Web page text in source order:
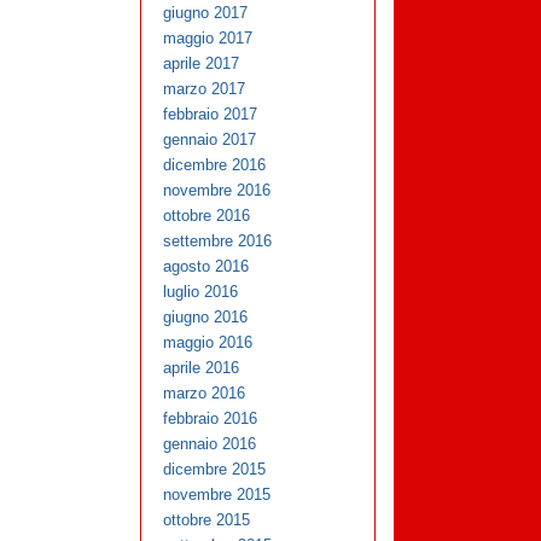
giugno 2017
maggio 2017
aprile 2017
marzo 2017
febbraio 2017
gennaio 2017
dicembre 2016
novembre 2016
ottobre 2016
settembre 2016
agosto 2016
luglio 2016
giugno 2016
maggio 2016
aprile 2016
marzo 2016
febbraio 2016
gennaio 2016
dicembre 2015
novembre 2015
ottobre 2015